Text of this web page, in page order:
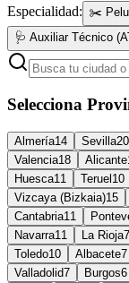
Especialidad: ✂️
🩺 Auxiliar Técnico
Selecciona
Almería14 Sevilla20
Valencia18 Alicante
Huesca11 Teruel 10
Vizcaya (Bizkaia)15
Cantabria11
Navarra11 La Rioja7
Toledo10 Albacete7
Valladolid7 Burgos6